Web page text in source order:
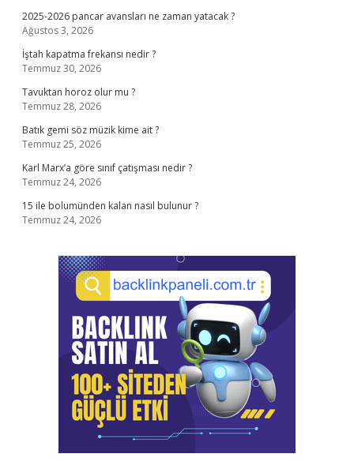
2025-2026 pancar avansları ne zaman yatacak ?
Ağustos 3, 2026
İştah kapatma frekansı nedir ?
Temmuz 30, 2026
Tavuktan horoz olur mu ?
Temmuz 28, 2026
Batık gemi söz müzik kime ait ?
Temmuz 25, 2026
Karl Marx’a göre sınıf çatışması nedir ?
Temmuz 24, 2026
15 ile bolumünden kalan nasıl bulunur ?
Temmuz 24, 2026